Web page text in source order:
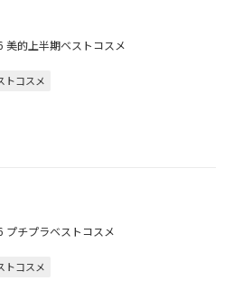
美的上半期ベストコスメ
トコスメ
プチプラベストコスメ
トコスメ